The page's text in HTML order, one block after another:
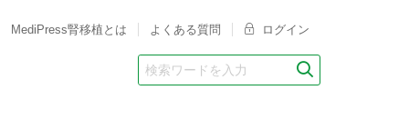
MediPress腎移植とは よくある質問 ログイン